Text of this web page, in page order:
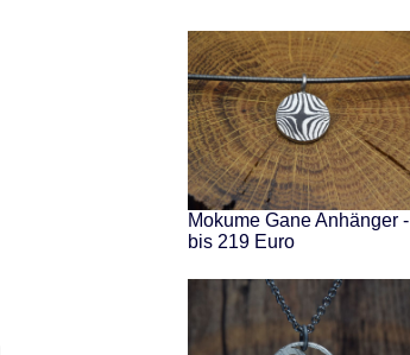
Mokume Gane Anhänger -
bis 219 Euro